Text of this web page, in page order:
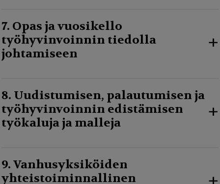
7. Opas ja vuosikello
työhyvinvoinnin tiedolla
johtamiseen
+
8. Uudistumisen, palautumisen ja
työhyvinvoinnin edistämisen
työkaluja ja malleja
+
9. Vanhusyksiköiden
yhteistoiminnallinen